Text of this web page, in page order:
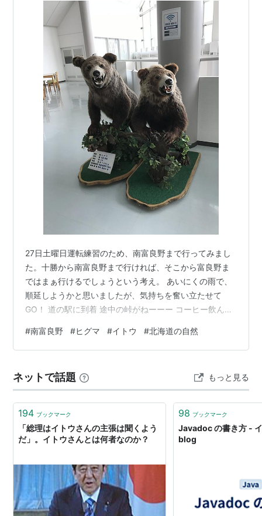
27日土曜日運転練習のため、南富良野まで行ってみまし
た。十勝から南富良野まで行ければ、そこから富良野ま
ではまぁ行けるでしょうという考え。 あいにくの雨で、
順延しようかと思いましたが、気持ちを奮い立たせて
GO！ 道の駅に到着 途中の峠がねーーー コーヒー飲んで
た）を買って、２階でヒグマとイトウの剥製をじっくり
眺めてから帰宅しました。 ヒグマって、、、、可愛い
のぞかせていますが、そして実際凶暴なところもあるの
でしょうが、基本的に丸耳で可愛い顔立ちだと思いま
す。誰もいなかったので、たくさん撫でてきま…
#南富良野 #ヒグマ #イトウ #北海道の自然
ネットで話題 もっと見る
194 ブックマーク
「総理はイトウさんの主張は聞くよう
だ」。イトウさんとは何者なのか？
98 ブックマーク
Javadoc の書き方 -
blog